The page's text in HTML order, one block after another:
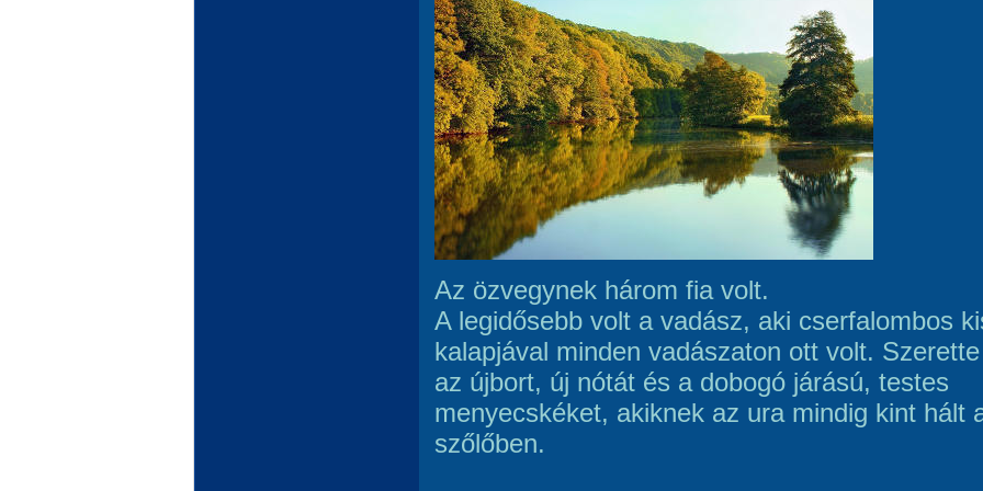
Az özvegynek három fia volt.
A legidősebb volt a vadász, aki cserfalombos
kalapjával minden vadászaton ott volt. Szerette
az újbort, új nótát és a dobogó járású, testes
menyecskéket, akiknek az ura mindig kint hált
szőlőben.